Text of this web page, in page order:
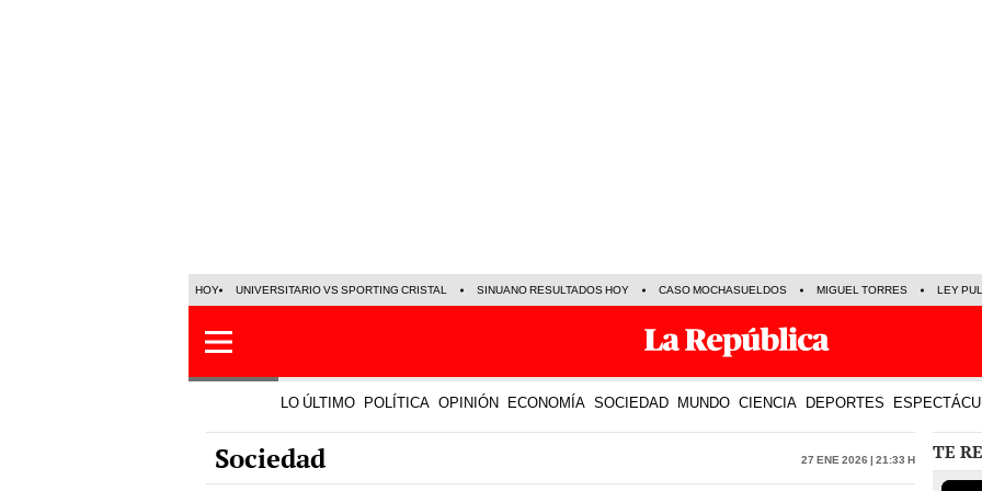
HOY UNIVERSITARIO VS SPORTING CRISTAL SINUANO RESULTADOS HOY CASO MOCHASUELDOS MIGUEL TORRES LEY
LO ÚLTIMO POLÍTICA OPINIÓN ECONOMÍA SOCIEDAD MUNDO CIENCIA DEPORTES
Sociedad 27 Ene 2026 | 21:33 h TE